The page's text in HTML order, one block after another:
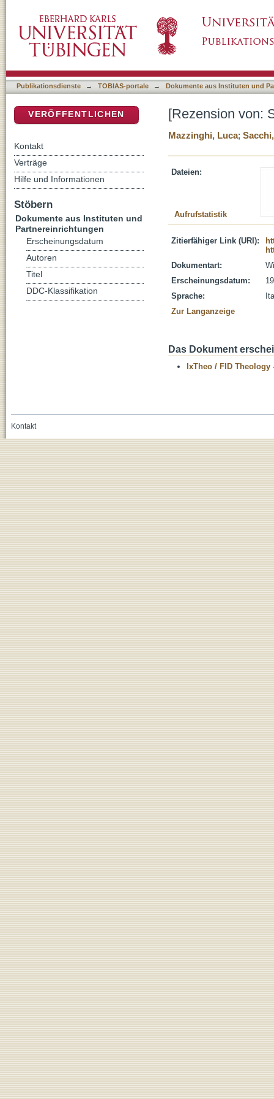
Publikationsdienste → TOBIAS-portale → Dokumente aus Instituten und
[Rezension von:
Mazzinghi, Luca;
Dateien:
Aufrufstatistik
Zitierfähiger Link (URI):
Dokumentart:
Erscheinungsdatum:
Sprache:
Zur Langanzeige
Das Dokument
IxTheo / FID Theology
VERÖFFENTLICHEN
Kontakt
Verträge
Hilfe und Informationen
Stöbern
Dokumente aus Instituten und
Partnereinrichtungen
Erscheinungsdatum
Autoren
Titel
DDC-Klassifikation
Kontakt